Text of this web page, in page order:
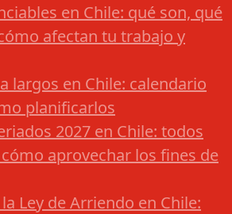
en Chile: qué son, qué
afectan tu trabajo y
largos en Chile: calendario
planificarlos
2027 en Chile: todos
aprovechar los fines de
Ley de Arriendo en Chile: